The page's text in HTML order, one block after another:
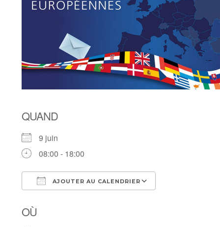
QUAND
9 juin
08:00 - 18:00
AJOUTER AU CALENDRIER
OÙ